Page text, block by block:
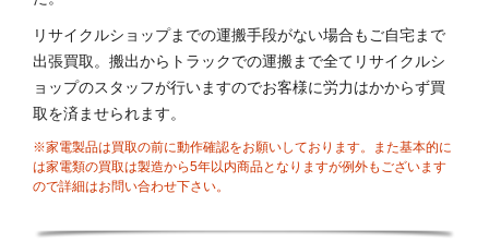
リサイクルショップまでの運搬手段がない場合もご自宅まで
出張買取。搬出からトラックでの運搬まで全てリサイクルシ
ョップのスタッフが行いますのでお客様に労力はかからず買
取を済ませられます。
※家電製品は買取の前に動作確認をお願いしております。また基本的に
は家電類の買取は製造から5年以内商品となりますが例外もございます
ので詳細はお問い合わせ下さい。